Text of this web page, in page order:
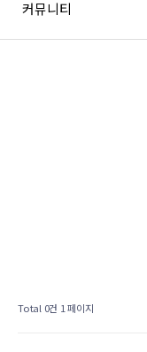
커뮤니티
Total 0건 1 페이지